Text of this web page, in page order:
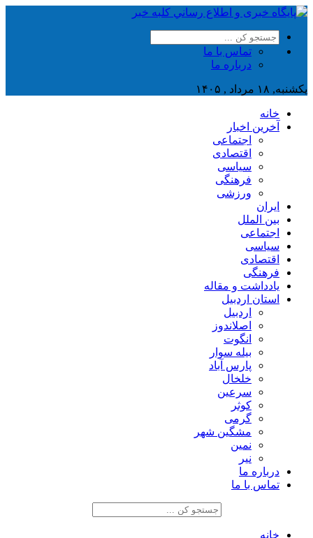
تماس با ما
درباره ما
یکشنبه, ۱۸ مرداد , ۱۴۰۵
خانه
آخرین اخبار
اجتماعی
اقتصادی
سیاسی
فرهنگی
ورزشی
ایران
بین الملل
اجتماعی
سیاسی
اقتصادی
فرهنگی
یادداشت و مقاله
استان اردبیل
اردبیل
اصلاندوز
انگوت
بیله سوار
پارس آباد
خلخال
سرعین
کوثر
گرمی
مشگین شهر
نمین
نیر
درباره ما
تماس با ما
خانه